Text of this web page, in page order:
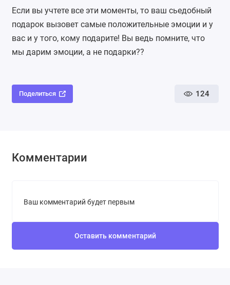
Если вы учтете все эти моменты, то ваш сьедобный
подарок вызовет самые положительные эмоции и у
вас и у того, кому подарите! Вы ведь помните, что
мы дарим эмоции, а не подарки??
Поделиться 124
Комментарии
Ваш комментарий будет первым
Оставить комментарий